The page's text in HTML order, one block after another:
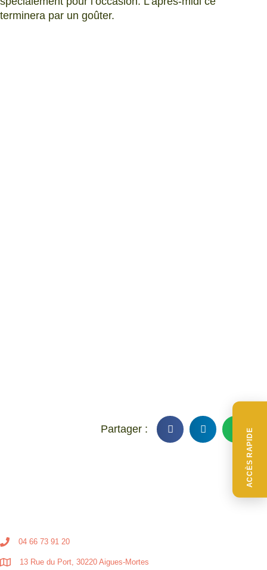
ACCÈS RAPIDE
terminera par un goûter.
04 66 73 91 20
13 Rue du Port, 30220 Aigues-Mortes